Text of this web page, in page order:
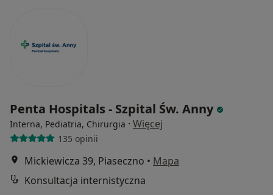
Penta Hospitals - Szpital Św. Anny
Interna, Pediatria, Chirurgia · Więcej
135 opinii
Mickiewicza 39, Piaseczno • Mapa
Konsultacja internistyczna